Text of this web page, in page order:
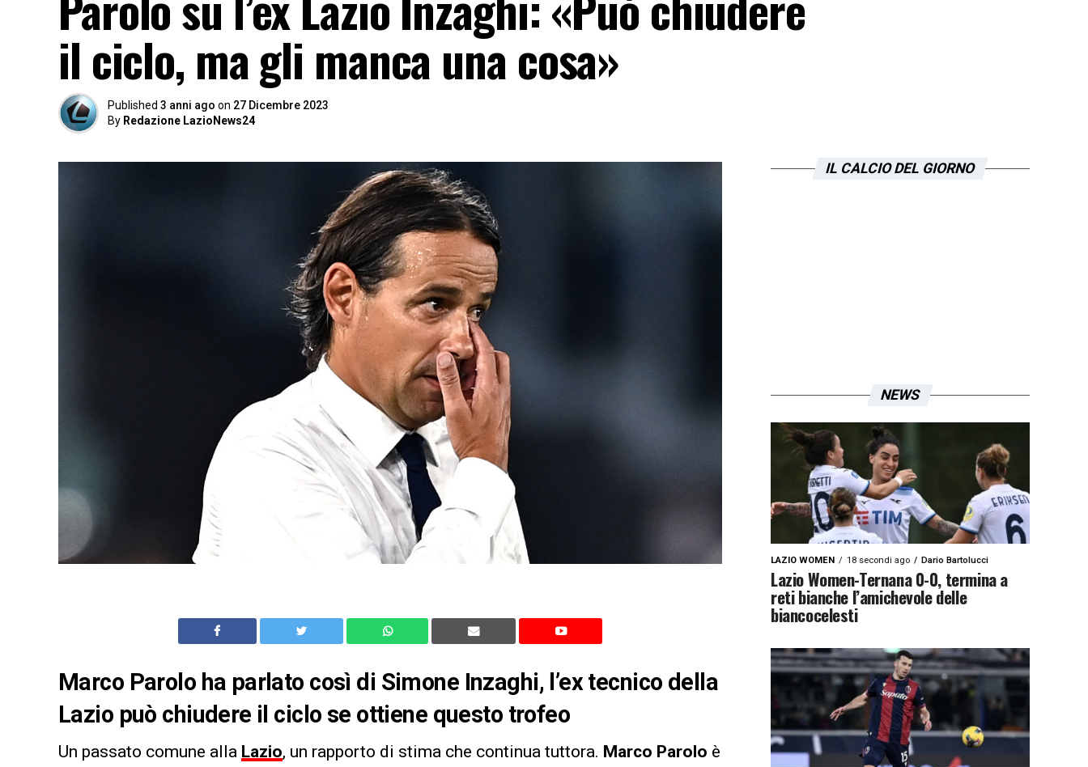
il ciclo, ma gli manca una cosa»
Published 3 anni ago on 27 Dicembre 2023
By Redazione LazioNews24
Marco Parolo ha parlato così di Simone Inzaghi, l’ex tecnico della
Lazio può chiudere il ciclo se ottiene questo trofeo
Un passato comune alla Lazio, un rapporto di stima che continua tuttora. Marco Parolo è
IL CALCIO DEL GIORNO
NEWS
LAZIO WOMEN 18 secondi ago Dario Bartolucci
Lazio Women-Ternana 0-0, termina a
reti bianche l’amichevole delle
biancocelesti